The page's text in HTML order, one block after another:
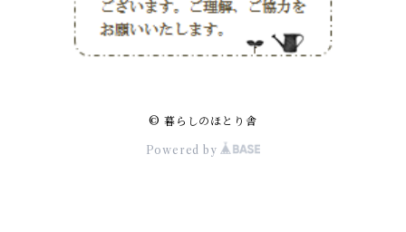
© 暮らしのほとり舎
Powered by